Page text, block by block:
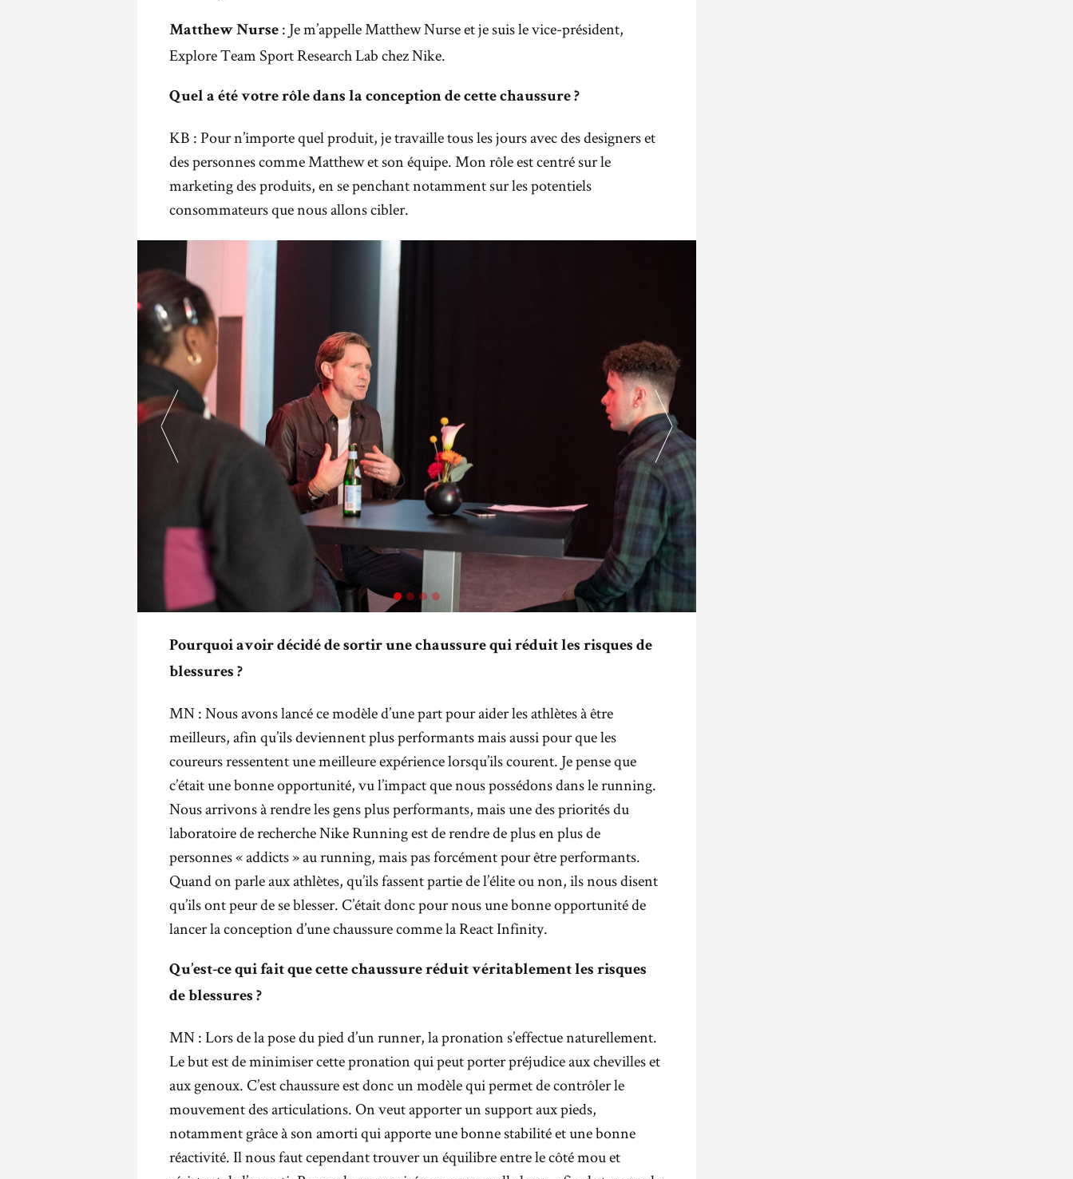
Matthew Nurse : Je m’appelle Matthew Nurse et je suis le vice-président,
Explore Team Sport Research Lab chez Nike.
Quel a été votre rôle dans la conception de cette chaussure ?
KB : Pour n’importe quel produit, je travaille tous les jours avec des designers et
des personnes comme Matthew et son équipe. Mon rôle est centré sur le
marketing des produits, en se penchant notamment sur les potentiels
consommateurs que nous allons cibler.
Pourquoi avoir décidé de sortir une chaussure qui réduit les risques de
blessures ?
MN : Nous avons lancé ce modèle d’une part pour aider les athlètes à être
meilleurs, afin qu’ils deviennent plus performants mais aussi pour que les
coureurs ressentent une meilleure expérience lorsqu’ils courent. Je pense que
c’était une bonne opportunité, vu l’impact que nous possédons dans le running.
Nous arrivons à rendre les gens plus performants, mais une des priorités du
laboratoire de recherche Nike Running est de rendre de plus en plus de
personnes « addicts » au running, mais pas forcément pour être performants.
Quand on parle aux athlètes, qu’ils fassent partie de l’élite ou non, ils nous disent
qu’ils ont peur de se blesser. C’était donc pour nous une bonne opportunité de
lancer la conception d’une chaussure comme la React Infinity.
Qu’est-ce qui fait que cette chaussure réduit véritablement les risques
de blessures ?
MN : Lors de la pose du pied d’un runner, la pronation s’effectue naturellement.
Le but est de minimiser cette pronation qui peut porter préjudice aux chevilles et
aux genoux. C’est chaussure est donc un modèle qui permet de contrôler le
mouvement des articulations. On veut apporter un support aux pieds,
notamment grâce à son amorti qui apporte une bonne stabilité et une bonne
réactivité. Il nous faut cependant trouver un équilibre entre le côté mou et